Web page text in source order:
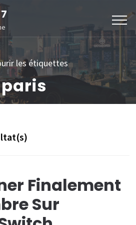
les étiquettes
paris
Finalement
Sur